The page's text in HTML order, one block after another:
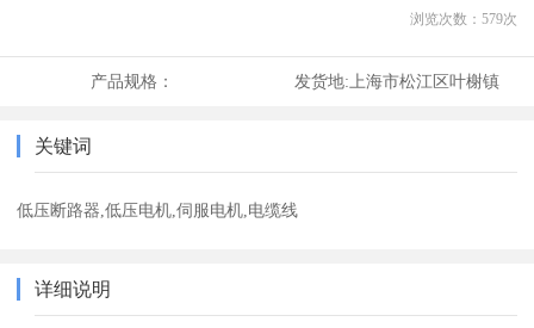
浏览次数： 579次
产品规格： 发货地: 上海市松江区叶榭镇
关键词
低压断路器,低压电机,伺服电机,电缆线
详细说明